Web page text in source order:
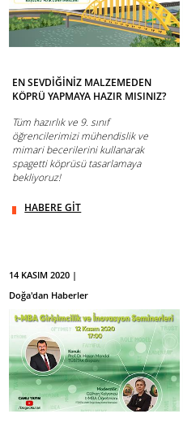
EN SEVDİĞİNİZ MALZEMEDEN
KÖPRÜ YAPMAYA HAZIR MISINIZ?
Tüm hazırlık ve 9. sınıf
öğrencilerimizi mühendislik ve
mimari becerilerini kullanarak
spagetti köprüsü tasarlamaya
bekliyoruz!
HABERE GİT
14 KASIM 2020 |
Doğa'dan Haberler